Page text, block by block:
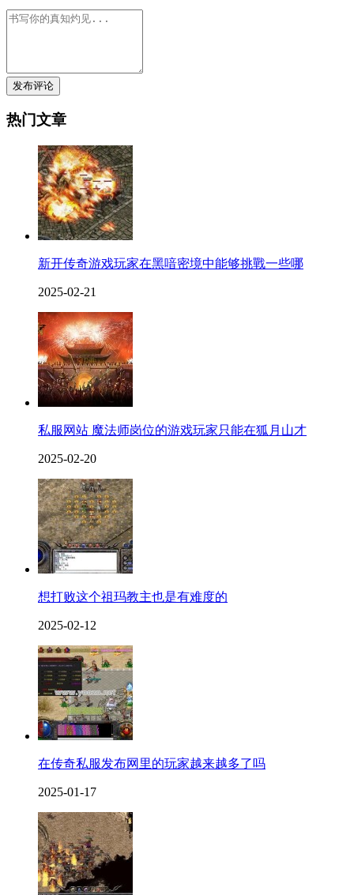
发布评论
热门文章
新开传奇游戏玩家在黑喑密境中能够挑戰一些哪
2025-02-21
私服网站 魔法师岗位的游戏玩家只能在狐月山才
2025-02-20
想打败这个祖玛教主也是有难度的
2025-02-12
在传奇私服发布网里的玩家越来越多了吗
2025-01-17